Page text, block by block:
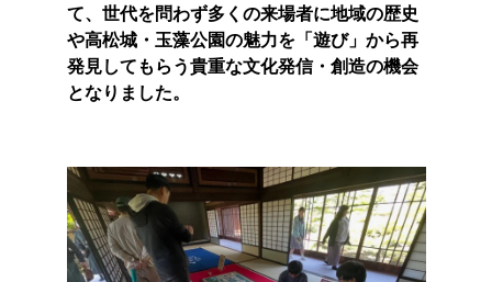
て、世代を問わず多くの来場者に地域の歴史
や高松城・玉藻公園の魅力を「遊び」から再
発見してもらう貴重な文化発信・創造の機会
となりました。